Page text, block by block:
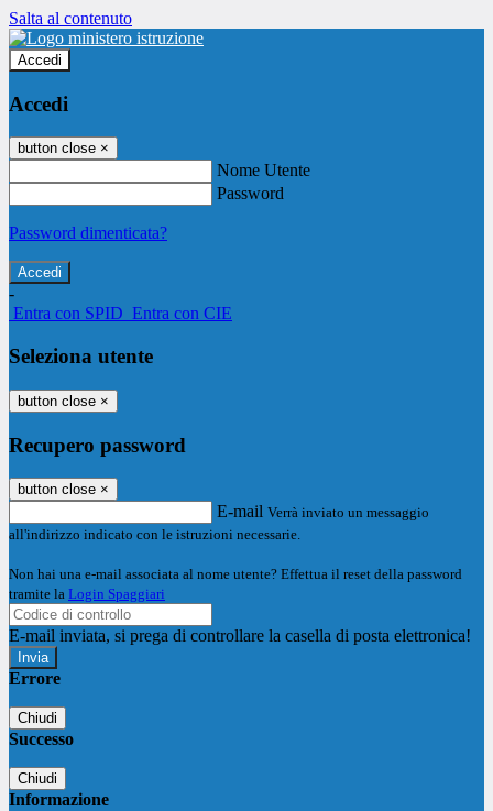
Salta al contenuto
Accedi
Accedi
button close ×
Nome Utente
Password
Password dimenticata?
-
Entra con SPID Entra con CIE
Seleziona utente
button close ×
Recupero password
button close ×
E-mail Verrà inviato un messaggio
all'indirizzo indicato con le istruzioni necessarie.
Non hai una e-mail associata al nome utente? Effettua il reset della password
tramite la Login Spaggiari
E-mail inviata, si prega di controllare la casella di posta elettronica!
Errore
Chiudi
Successo
Chiudi
Informazione